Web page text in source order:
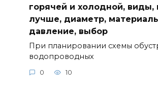
горячей и холодной, виды,
лучше, диаметр,
давление, выбор
При планировании схемы
водопроводных
0 10